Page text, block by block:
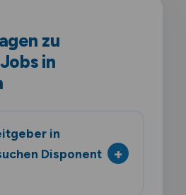
zu
in
in
Disponent